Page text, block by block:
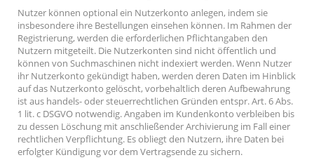
Nutzer können optional ein Nutzerkonto anlegen, indem sie
insbesondere ihre Bestellungen einsehen können. Im Rahmen der
Registrierung, werden die erforderlichen Pflichtangaben den
Nutzern mitgeteilt. Die Nutzerkonten sind nicht öffentlich und
können von Suchmaschinen nicht indexiert werden. Wenn Nutzer
ihr Nutzerkonto gekündigt haben, werden deren Daten im Hinblick
auf das Nutzerkonto gelöscht, vorbehaltlich deren Aufbewahrung
ist aus handels- oder steuerrechtlichen Gründen entspr. Art. 6 Abs.
1 lit. c DSGVO notwendig. Angaben im Kundenkonto verbleiben bis
zu dessen Löschung mit anschließender Archivierung im Fall einer
rechtlichen Verpflichtung. Es obliegt den Nutzern, ihre Daten bei
erfolgter Kündigung vor dem Vertragsende zu sichern.